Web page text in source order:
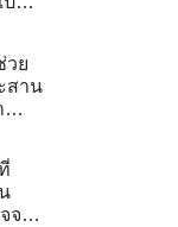
วย
สาน
จริง